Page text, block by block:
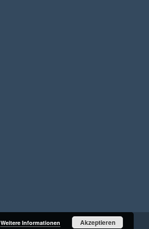
Weitere Informationen Akzeptieren